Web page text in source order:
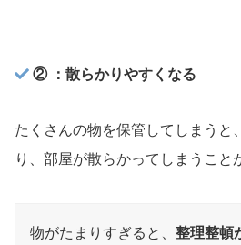
② ：散らかりやすくなる
たくさんの物を保管してしまうと
り、部屋が散らかってしまうこと
物がたまりすぎると、 整理整頓